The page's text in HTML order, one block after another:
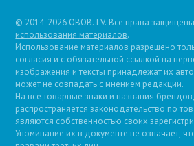
© 2014-2026 OBOB.TV. Все права
использования материалов.
Использование материалов разрешено
согласия и с обязательной ссылкой на
изображения и тексты принадлежат их
может не совпадать с мнением редакции.
На все товарные знаки и названия
распространяется законодательство по
являются собственностью своих
Упоминание их в документе не означает,